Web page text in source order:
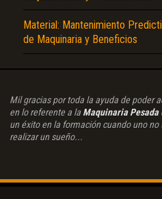
Material: Mantenimiento
de Maquinaria y Beneficios
Mil gracias por toda la ayuda de poder
en lo referente a la Maquinaria Pesada
un éxito en la formación cuando uno
realizar un sueño...